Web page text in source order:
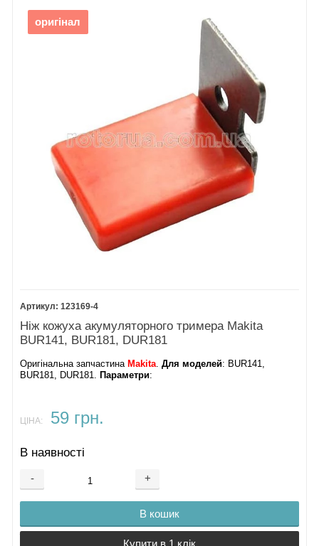
оригінал
123169-4
Ніж кожуха акумуляторного тримера Makita
BUR141, BUR181, DUR181
Оригінальна запчастина Makita.Для моделей: BUR141,
BUR181, DUR181. Параметри:
ЦІНА: 59 грн.
В наявності
- +
В кошик
Купити в 1 клік